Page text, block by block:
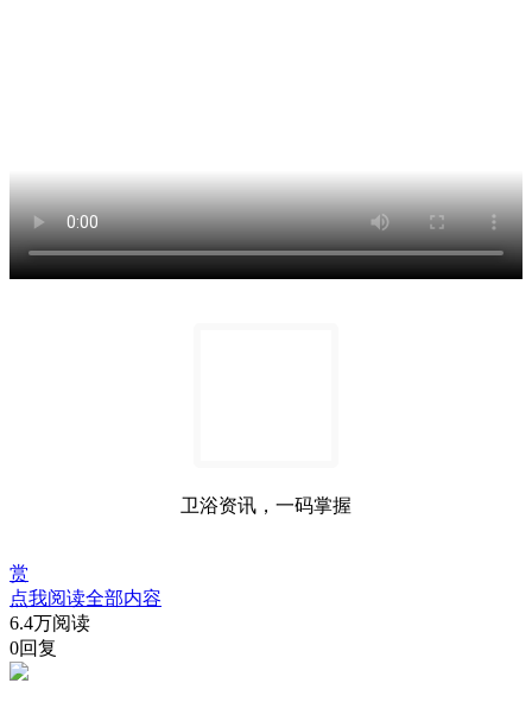
卫浴资讯，一码掌握
赏
点我阅读全部内容
6.4万阅读
0回复